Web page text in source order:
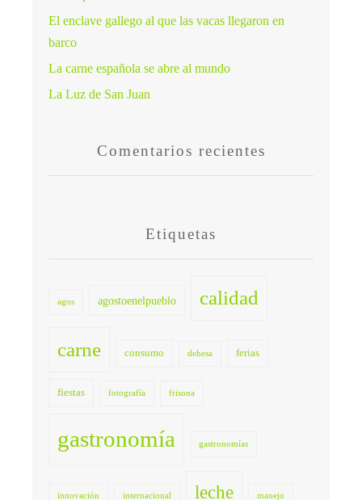
El enclave gallego al que las vacas llegaron en
barco
La carne española se abre al mundo
La Luz de San Juan
Comentarios recientes
Etiquetas
agos agostoenelpueblo calidad
carne consumo dehesa ferias
fiestas fotografía frisona
gastronomía gastronomías
innovación internacional leche manejo